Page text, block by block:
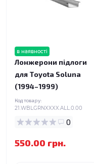
в наявності
Лонжерони підлоги
для Toyota Soluna
(1994–1999)
Код товару:
21.WBLGRNXXXX.ALL.0.00
0
550.00 грн.